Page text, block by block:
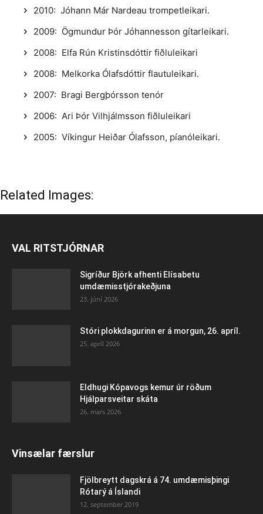
2010: Jóhann Már Nardeau trompetleikari.
2009: Ögmundur Þór Jóhannesson gítarleikari.
2008: Elfa Rún Kristinsdóttir fiðluleikari
2008: Melkorka Ólafsdóttir flautuleikari.
2007: Bragi Bergþórsson tenór
2006: Ari Þór Vilhjálmsson fiðluleikari
2005: Víkingur Heiðar Ólafsson, píanóleikari.
Related Images:
VAL RITSTJÓRNAR
Sigríður Björk afhenti Elísabetu
umdæmisstjórakeðjuna
23. júní 2026
Stóri plokkdagurinn er á morgun, 26. apríl.
25. apríl 2026
Eldhugi Kópavogs kemur úr röðum
Hjálparsveitar skáta
26. mars 2026
Vinsælar færslur
Fjölbreytt dagskrá á 74. umdæmisþingi
Rótarý á Íslandi
12. september 2019